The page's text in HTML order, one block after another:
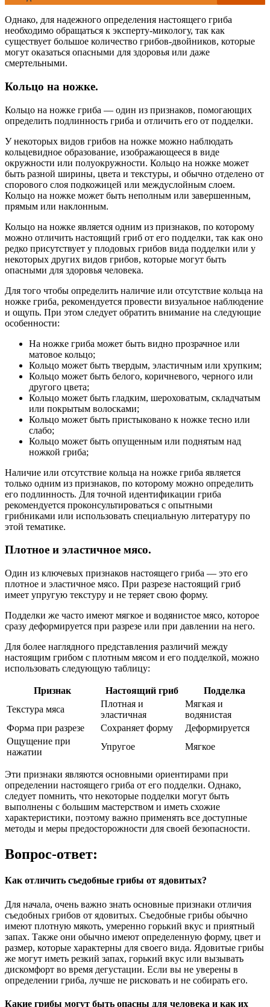
Однако, для надежного определения настоящего гриба
необходимо обращаться к эксперту-микологу, так как
существует большое количество грибов-двойников, которые
могут оказаться опасными для здоровья или даже
смертельными.
Кольцо на ножке.
Кольцо на ножке гриба — один из признаков, помогающих
определить подлинность гриба и отличить его от подделки.
У некоторых видов грибов на ножке можно наблюдать
кольцевидное образование, изображающееся в виде
окружности или полуокружности. Кольцо на ножке может
быть разной ширины, цвета и текстуры, и обычно отделено от
спорового слоя подкожицей или междуслойным слоем.
Кольцо на ножке может быть неполным или завершенным,
прямым или наклонным.
Кольцо на ножке является одним из признаков, по которому
можно отличить настоящий гриб от его подделки, так как оно
редко присутствует у плодовых грибов вида подделки или у
некоторых других видов грибов, которые могут быть
опасными для здоровья человека.
Для того чтобы определить наличие или отсутствие кольца на
ножке гриба, рекомендуется провести визуальное наблюдение
и ощупь. При этом следует обратить внимание на следующие
особенности:
На ножке гриба может быть видно прозрачное или
матовое кольцо;
Кольцо может быть твердым, эластичным или хрупким;
Кольцо может быть белого, коричневого, черного или
другого цвета;
Кольцо может быть гладким, шероховатым, складчатым
или покрытым волосками;
Кольцо может быть пристыковано к ножке тесно или
слабо;
Кольцо может быть опущенным или поднятым над
ножкой гриба;
Наличие или отсутствие кольца на ножке гриба является
только одним из признаков, по которому можно определить
его подлинность. Для точной идентификации гриба
рекомендуется проконсультироваться с опытными
грибниками или использовать специальную литературу по
этой тематике.
Плотное и эластичное мясо.
Один из ключевых признаков настоящего гриба — это его
плотное и эластичное мясо. При разрезе настоящий гриб
имеет упругую текстуру и не теряет свою форму.
Подделки же часто имеют мягкое и водянистое мясо, которое
сразу деформируется при разрезе или при давлении на него.
Для более наглядного представления различий между
настоящим грибом с плотным мясом и его подделкой, можно
использовать следующую таблицу:
Признак Настоящий гриб
Подделка
Текстура мяса
Плотная и
эластичная
Мягкая и
водянистая
Форма при разрезе
Сохраняет форму
Деформируется
Ощущение при
нажатии
Упругое Мягкое
Эти признаки являются основными ориентирами при
определении настоящего гриба от его подделки. Однако,
следует помнить, что некоторые подделки могут быть
выполнены с большим мастерством и иметь схожие
характеристики, поэтому важно применять все доступные
методы и меры предосторожности для своей безопасности.
Вопрос-ответ:
Как отличить съедобные грибы от ядовитых?
Для начала, очень важно знать основные признаки отличия
съедобных грибов от ядовитых. Съедобные грибы обычно
имеют плотную мякоть, умеренно горький вкус и приятный
запах. Также они обычно имеют определенную форму, цвет и
размер, которые характерны для своего вида. Ядовитые грибы
же могут иметь резкий запах, горький вкус или вызывать
дискомфорт во время дегустации. Если вы не уверены в
определении гриба, лучше не рисковать и не собирать его.
Какие грибы могут быть опасны для человека и как их